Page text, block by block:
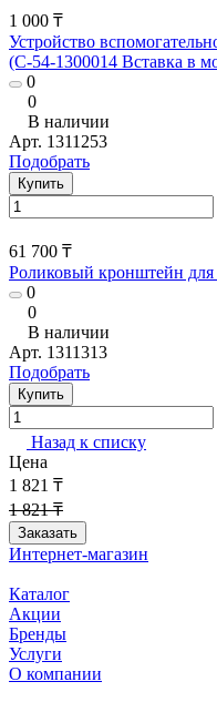
1 000 ₸
Устройство
(С-54-1300014 Вставка в
0
0
В наличии
Арт. 1311253
Подобрать
Купить
61 700 ₸
Роликовый кронштейн
0
0
В наличии
Арт. 1311313
Подобрать
Купить
Назад к списку
Цена
1 821 ₸
1 821 ₸
Заказать
Интернет-магазин
Каталог
Акции
Бренды
Услуги
О компании